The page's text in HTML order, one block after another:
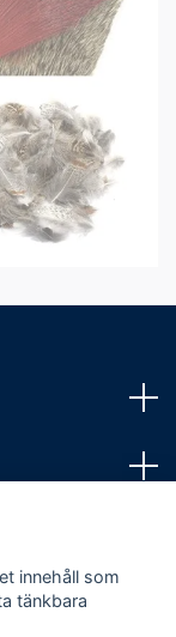
innehåll som
tänkbara